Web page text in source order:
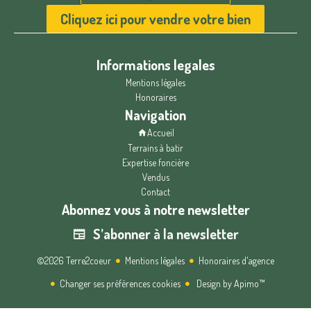
Cliquez ici pour vendre votre bien
Informations legales
Mentions légales
Honoraires
Navigation
Accueil
Terrains à batir
Expertise foncière
Vendus
Contact
Abonnez vous à notre newsletter
S’abonner à la newsletter
©2026 Terre2coeur Mentions légales
Honoraires d'agence
Changer ses préférences cookies
Design byApimo™